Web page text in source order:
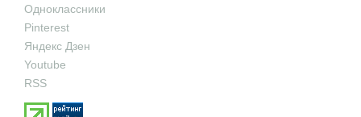
Одноклассники
Pinterest
Яндекс Дзен
Youtube
RSS